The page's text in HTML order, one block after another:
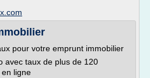
pour votre emprunt immobilier
avec taux de plus de 120
ligne